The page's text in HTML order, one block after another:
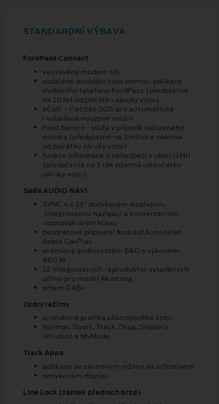
STANDARDNÍ VÝBAVA
FordPass Connect
vestavěný modem 4G
vzdálené ovládání vozu pomocí aplikace
mobilního telefonu FordPass (předplatné
na 10 let od počátku záruky vozu)
eCall – tlačítko SOS pro automatické
i vyžádané nouzové volání
Ford Secure - služa v případě odcizeného
vozidla (předplatné na 3 měsíce zdarma
od počátku záruky vozu)
funkce Informace o nebezpečí v okolí (LHI)
(předplatné na 1 rok zdarma od počátku
záruky vozu)
Sada AUDIO NAVI
SYNC 4 s 13" dotykovým displejem,
integrovanou navigací a konverzačním
rozpoznáváním hlasu
bezdrátové připojení Android Auto nebo
Apple CarPlay
prémiový audiosystém B&O s výkonem
860 W
12 integrovaných reproduktor vyladěných
přímo pro model Mustang
příjem DAB+
Jízdní režimy
proměnná grafika přístrojového štítu
Normal, Sport, Track, Drag, Slippery
(Kluzko) a MyMode
Track Apps
aplikace se závodními režimy na středovém
dotykovém displeji
Line Lock (zámek předních brzd)